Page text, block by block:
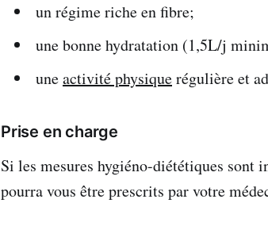
un régime riche en fibre;
une bonne hydratation (1,5L/j
uneactivité physiquerégulière et
Prise en charge
Si les mesures hygiéno-diététiques sont
pourra vous être prescrits par votre